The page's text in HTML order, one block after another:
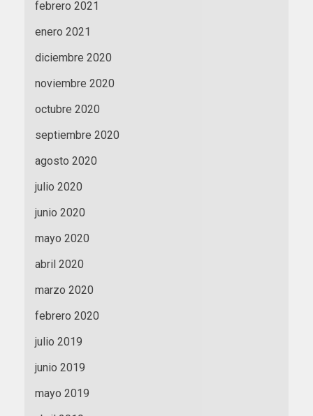
febrero 2021
enero 2021
diciembre 2020
noviembre 2020
octubre 2020
septiembre 2020
agosto 2020
julio 2020
junio 2020
mayo 2020
abril 2020
marzo 2020
febrero 2020
julio 2019
junio 2019
mayo 2019